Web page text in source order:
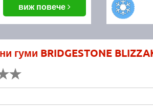
виж повече
гуми BRIDGESTONE